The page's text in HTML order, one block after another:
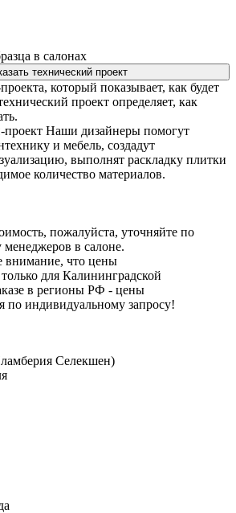
в салонах
технический проект
который показывает, как будет
проект определяет, как
проект Наши дизайнеры помогут
и мебель, создадут
выполнят раскладку плитки
количество материалов.
пожалуйста, уточняйте по
менеджеров в салоне.
что цены
для Калининградской
в регионы РФ - цены
по индивидуальному запросу!
Селекшен)